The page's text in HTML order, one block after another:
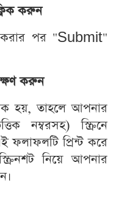
করুন
পর "Submit"
করুন
হয়, তাহলে আপনার
নম্বরসহ) স্ক্রিনে
ফলাফলটি প্রিন্ট করে
নিয়ে আপনার